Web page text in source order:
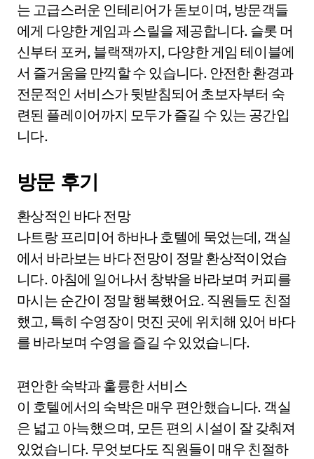
는 고급스러운 인테리어가 돋보이며, 방문객들
에게 다양한 게임과 스릴을 제공합니다. 슬롯 머
신부터 포커, 블랙잭까지, 다양한 게임 테이블에
서 즐거움을 만끽할 수 있습니다. 안전한 환경과
전문적인 서비스가 뒷받침되어 초보자부터 숙
련된 플레이어까지 모두가 즐길 수 있는 공간입
니다.
방문 후기
환상적인 바다 전망
나트랑 프리미어 하바나 호텔에 묵었는데, 객실
에서 바라보는 바다 전망이 정말 환상적이었습
니다. 아침에 일어나서 창밖을 바라보며 커피를
마시는 순간이 정말 행복했어요. 직원들도 친절
했고, 특히 수영장이 멋진 곳에 위치해 있어 바다
를 바라보며 수영을 즐길 수 있었습니다.
편안한 숙박과 훌륭한 서비스
이 호텔에서의 숙박은 매우 편안했습니다. 객실
은 넓고 아늑했으며, 모든 편의 시설이 잘 갖춰져
있었습니다. 무엇보다도 직원들이 매우 친절하